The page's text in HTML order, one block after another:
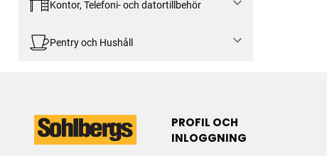
Kontor, Telefoni- och datortillbehör
Pentry och Hushåll
PROFIL OCH
INLOGGNING